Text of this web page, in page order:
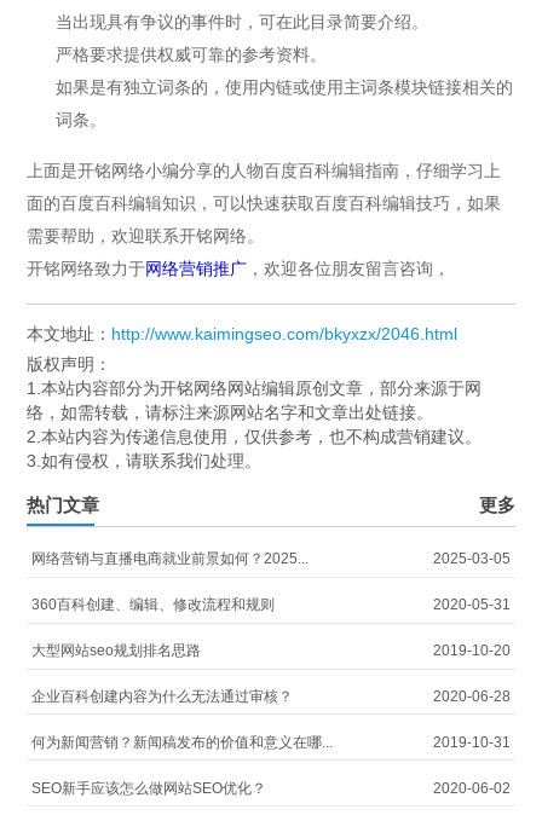
当出现具有争议的事件时，可在此目录简要介绍。
严格要求提供权威可靠的参考资料。
如果是有独立词条的，使用内链或使用主词条模块链接相关的
词条。
上面是开铭网络小编分享的人物百度百科编辑指南，仔细学习上
面的百度百科编辑知识，可以快速获取百度百科编辑技巧，如果
需要帮助，欢迎联系开铭网络。
开铭网络致力于网络营销推广 ，欢迎各位朋友留言咨询，
本文地址： http://www.kaimingseo.com/bkyxzx/2046.html
版权声明：
1.本站内容部分为开铭网络网站编辑原创文章，部分来源于网
络，如需转载，请标注来源网站名字和文章出处链接。
2.本站内容为传递信息使用，仅供参考，也不构成营销建议。
3.如有侵权，请联系我们处理。
热门文章 更多
网络营销与直播电商就业前景如何？2025... 2025-03-05
360百科创建、编辑、修改流程和规则 2020-05-31
大型网站seo规划排名思路 2019-10-20
企业百科创建内容为什么无法通过审核？ 2020-06-28
何为新闻营销？新闻稿发布的价值和意义在哪... 2019-10-31
SEO新手应该怎么做网站SEO优化？ 2020-06-02